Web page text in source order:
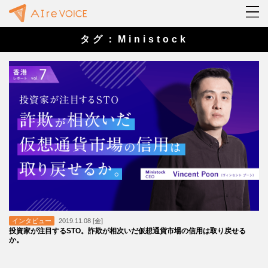
タグ：Ministock
インタビュー 2019.11.08 [金]
投資家が注目するSTO。詐欺が相次いだ仮想通貨市場の信用は取り戻せる
か。